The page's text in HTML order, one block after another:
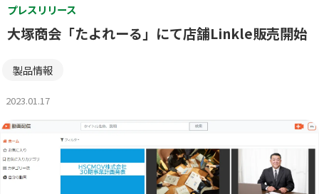
プレスリリース
大塚商会「たよれーる」にて店舗Linkle販売開始
製品情報
2023.01.17